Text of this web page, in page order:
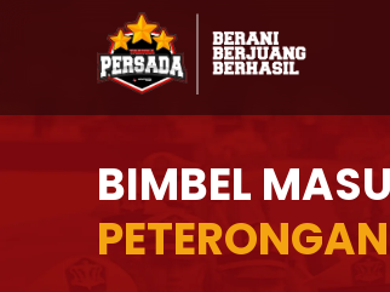
BIMBEL
PETERONGAN